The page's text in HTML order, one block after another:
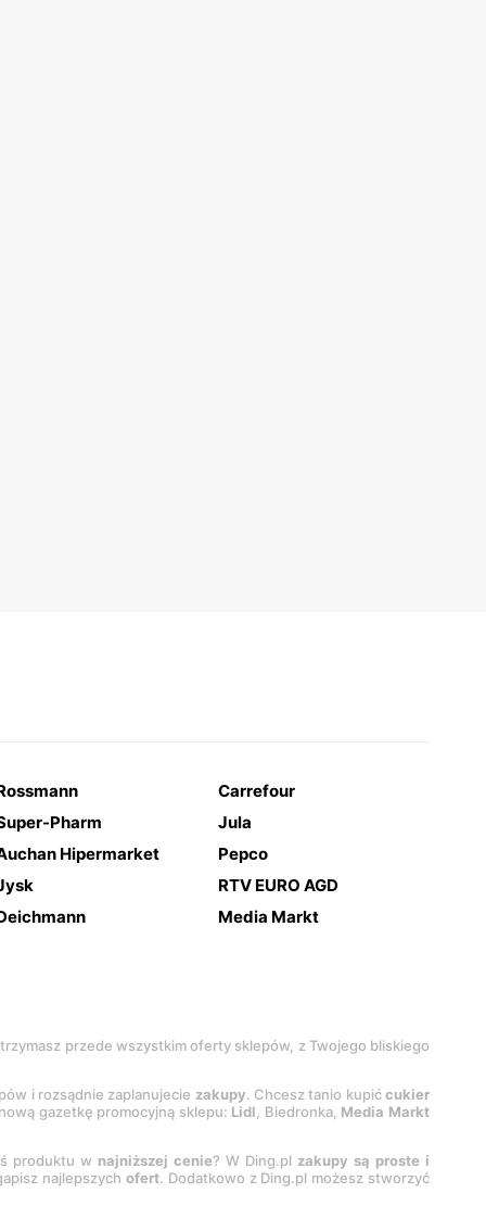
Carrefour
Pharm
Jula
Hipermarket
Pepco
RTV EURO AGD
Media Markt
przede wszystkim oferty sklepów, z Twojego bliskiego
i rozsądnie zaplanujecie zakupy. Chcesz tanio kupićcukier
gazetkę promocyjną sklepu: Lidl, Biedronka, Media Markt
produktu w najniższej cenie? W Ding.pl zakupy są proste i
najlepszychofert. Dodatkowo z Ding.pl możesz stworzyć